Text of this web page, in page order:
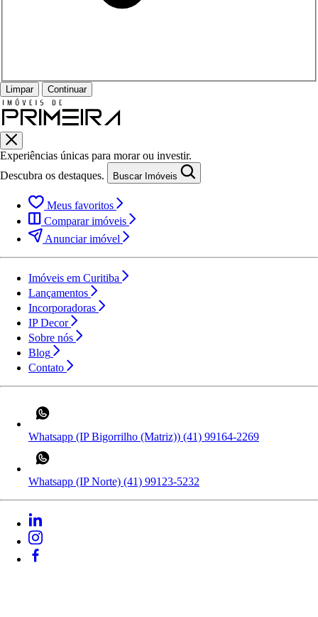
Limpar Continuar
Experiências únicas para morar ou investir.
Descubra os destaques.
Buscar Imóveis
Meus favoritos
Comparar imóveis
Anunciar imóvel
Imóveis em Curitiba
Lançamentos
Incorporadoras
IP Decor
Sobre nós
Blog
Contato
Whatsapp (IP Bigorrilho (Matriz)) (41) 99164-2269
Whatsapp (IP Norte) (41) 99123-5232